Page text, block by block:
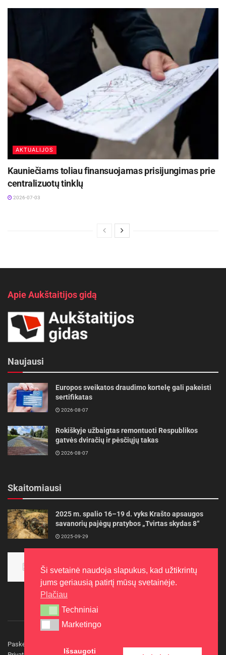
AKTUALIJOS
Kauniečiams toliau finansuojamas prisijungimas prie
centralizuotų tinklų
2026-07-03
Apie Aukštaitijos gidą
Naujausi
Europos sveikatos draudimo kortelę gali pakeisti
sertifikatas
2026-08-07
Rokiškyje užbaigtas remontuoti Respublikos
gatvės dviračių ir pėsčiųjų takas
2026-08-07
Skaitomiausi
2025 m. spalio 16–19 d. vyks Krašto apsaugos
savanorių pajėgų pratybos „Tvirtas skydas 8“
2025-09-29
aukso
2015-10-30
Paskelbkite naujieną
Ši svetainė naudoja slapukus, kad užtikrintų
jums geriausią patirtį mūsų svetainėje.
Plačiau
Techniniai
Techniniai
Marketingo
Marketingo
Išsaugoti